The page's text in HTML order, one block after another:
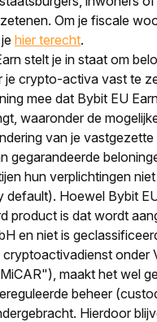
Om je fiscale
hier terecht.
stelt je in staat om
je crypto-activa vast te
mee dat Bybit EU
waaronder de
van je
gegarandeerde
hun verplichtingen
default). Hoewel Bybit
product is dat wordt
en niet is
cryptoactivadienst onder
maakt het wel
beheer (
Hierdoor